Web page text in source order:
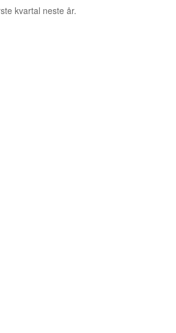
kvartal neste år.